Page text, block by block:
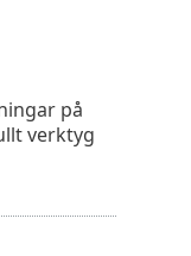
på
verktyg